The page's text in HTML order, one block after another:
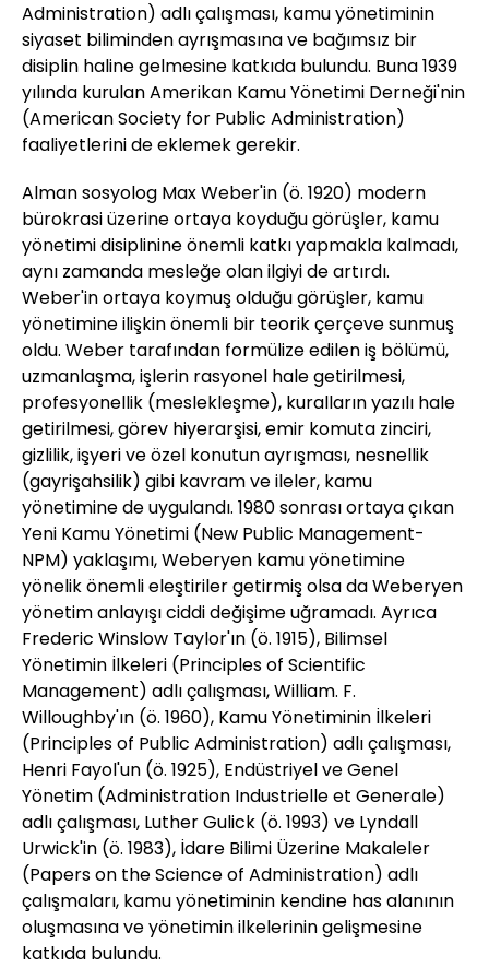
Administration) adlı çalışması, kamu yönetiminin
siyaset biliminden ayrışmasına ve bağımsız bir
disiplin haline gelmesine katkıda bulundu. Buna 1939
yılında kurulan Amerikan Kamu Yönetimi Derneği'nin
(American Society for Public Administration)
faaliyetlerini de eklemek gerekir.
Alman sosyolog Max Weber'in (ö. 1920) modern
bürokrasi üzerine ortaya koyduğu görüşler, kamu
yönetimi disiplinine önemli katkı yapmakla kalmadı,
aynı zamanda mesleğe olan ilgiyi de artırdı.
Weber'in ortaya koymuş olduğu görüşler, kamu
yönetimine ilişkin önemli bir teorik çerçeve sunmuş
oldu. Weber tarafından formülize edilen iş bölümü,
uzmanlaşma, işlerin rasyonel hale getirilmesi,
profesyonellik (meslekleşme), kuralların yazılı hale
getirilmesi, görev hiyerarşisi, emir komuta zinciri,
gizlilik, işyeri ve özel konutun ayrışması, nesnellik
(gayrişahsilik) gibi kavram ve ileler, kamu
yönetimine de uygulandı. 1980 sonrası ortaya çıkan
Yeni Kamu Yönetimi (New Public Management-
NPM) yaklaşımı, Weberyen kamu yönetimine
yönelik önemli eleştiriler getirmiş olsa da Weberyen
yönetim anlayışı ciddi değişime uğramadı. Ayrıca
Frederic Winslow Taylor'ın (ö. 1915), Bilimsel
Yönetimin İlkeleri (Principles of Scientific
Management) adlı çalışması, William. F.
Willoughby'ın (ö. 1960), Kamu Yönetiminin İlkeleri
(Principles of Public Administration) adlı çalışması,
Henri Fayol'un (ö. 1925), Endüstriyel ve Genel
Yönetim (Administration Industrielle et Generale)
adlı çalışması, Luther Gulick (ö. 1993) ve Lyndall
Urwick'in (ö. 1983), İdare Bilimi Üzerine Makaleler
(Papers on the Science of Administration) adlı
çalışmaları, kamu yönetiminin kendine has alanının
oluşmasına ve yönetimin ilkelerinin gelişmesine
katkıda bulundu.